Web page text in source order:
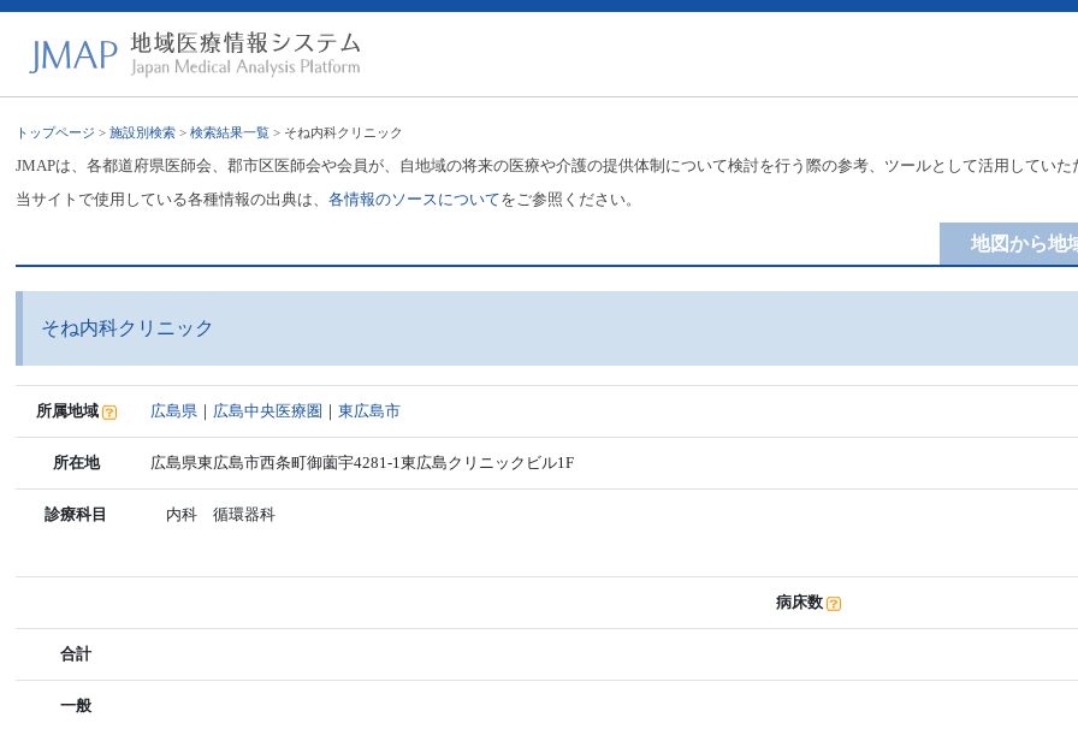
トップページ >施設別検索 >検索結果一覧 > そね内科クリニック
JMAPは、各都道府県医師会、郡市区医師会や会員が、自地域の将来の医療や介護の提供体制について検討を行う際の参考、ツールとして活用してい
当サイトで使用している各種情報の出典は、各情報のソースについてをご参照ください。
地図から地
そね内科クリニック
所属地域 広島県 ｜ 広島中央医療圏 ｜東広島市
所在地 広島県東広島市西条町御薗宇4281-1東広島クリニックビル1F
診療科目 内科 循環器科
病床数
合計
一般